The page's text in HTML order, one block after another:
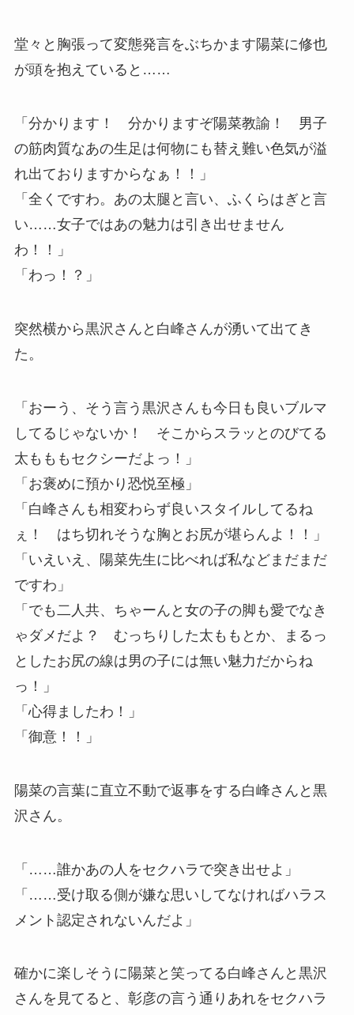
堂々と胸張って変態発言をぶちかます陽菜に修也
が頭を抱えていると……
「分かります！ 分かりますぞ陽菜教諭！ 男子
の筋肉質なあの生足は何物にも替え難い色気が溢
れ出ておりますからなぁ！！」
「全くですわ。あの太腿と言い、ふくらはぎと言
い……女子ではあの魅力は引き出せません
わ！！」
「わっ！？」
突然横から黒沢さんと白峰さんが湧いて出てき
た。
「おーう、そう言う黒沢さんも今日も良いブルマ
してるじゃないか！ そこからスラッとのびてる
太もももセクシーだよっ！」
「お褒めに預かり恐悦至極」
「白峰さんも相変わらず良いスタイルしてるね
ぇ！ はち切れそうな胸とお尻が堪らんよ！！」
「いえいえ、陽菜先生に比べれば私などまだまだ
ですわ」
「でも二人共、ちゃーんと女の子の脚も愛でなき
ゃダメだよ？ むっちりした太ももとか、まるっ
としたお尻の線は男の子には無い魅力だからね
っ！」
「心得ましたわ！」
「御意！！」
陽菜の言葉に直立不動で返事をする白峰さんと黒
沢さん。
「……誰かあの人をセクハラで突き出せよ」
「……受け取る側が嫌な思いしてなければハラス
メント認定されないんだよ」
確かに楽しそうに陽菜と笑ってる白峰さんと黒沢
さんを見てると、彰彦の言う通りあれをセクハラ